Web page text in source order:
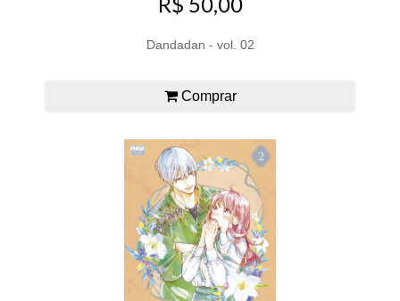
Dandadan - vol. 02
Comprar